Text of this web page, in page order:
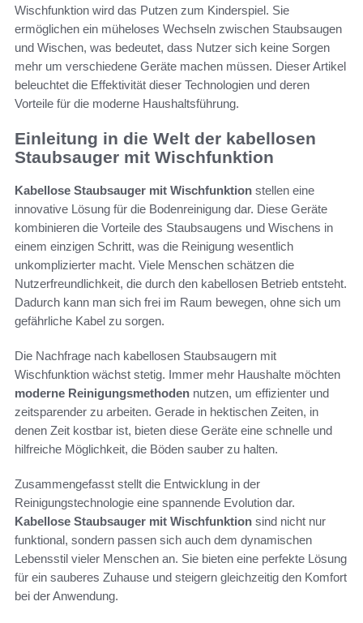
Wischfunktion wird das Putzen zum Kinderspiel. Sie
ermöglichen ein müheloses Wechseln zwischen Staubsaugen
und Wischen, was bedeutet, dass Nutzer sich keine Sorgen
mehr um verschiedene Geräte machen müssen. Dieser Artikel
beleuchtet die Effektivität dieser Technologien und deren
Vorteile für die moderne Haushaltsführung.
Einleitung in die Welt der kabellosen
Staubsauger mit Wischfunktion
Kabellose Staubsauger mit Wischfunktion stellen eine
innovative Lösung für die Bodenreinigung dar. Diese Geräte
kombinieren die Vorteile des Staubsaugens und Wischens in
einem einzigen Schritt, was die Reinigung wesentlich
unkomplizierter macht. Viele Menschen schätzen die
Nutzerfreundlichkeit, die durch den kabellosen Betrieb entsteht.
Dadurch kann man sich frei im Raum bewegen, ohne sich um
gefährliche Kabel zu sorgen.
Die Nachfrage nach kabellosen Staubsaugern mit
Wischfunktion wächst stetig. Immer mehr Haushalte möchten
moderne Reinigungsmethoden nutzen, um effizienter und
zeitsparender zu arbeiten. Gerade in hektischen Zeiten, in
denen Zeit kostbar ist, bieten diese Geräte eine schnelle und
hilfreiche Möglichkeit, die Böden sauber zu halten.
Zusammengefasst stellt die Entwicklung in der
Reinigungstechnologie eine spannende Evolution dar.
Kabellose Staubsauger mit Wischfunktion sind nicht nur
funktional, sondern passen sich auch dem dynamischen
Lebensstil vieler Menschen an. Sie bieten eine perfekte Lösung
für ein sauberes Zuhause und steigern gleichzeitig den Komfort
bei der Anwendung.